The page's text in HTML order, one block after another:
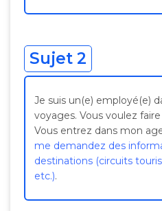
Sujet 2
Je suis un(e) employé(e)
voyages. Vous voulez
Vous entrez dans mon
me demandez des
destinations (circuits
etc.).